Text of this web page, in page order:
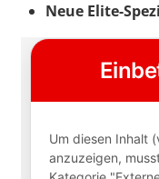
Neue Elite-